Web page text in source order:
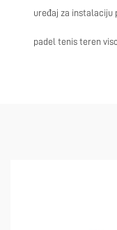
uređaj za instalaciju
padel tenis teren